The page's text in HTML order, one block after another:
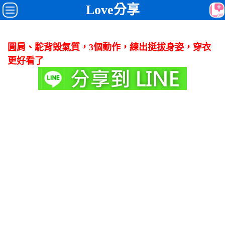
Love分享
圓肩、駝背毀氣質，3個動作，練出挺拔身姿，穿衣
更好看了